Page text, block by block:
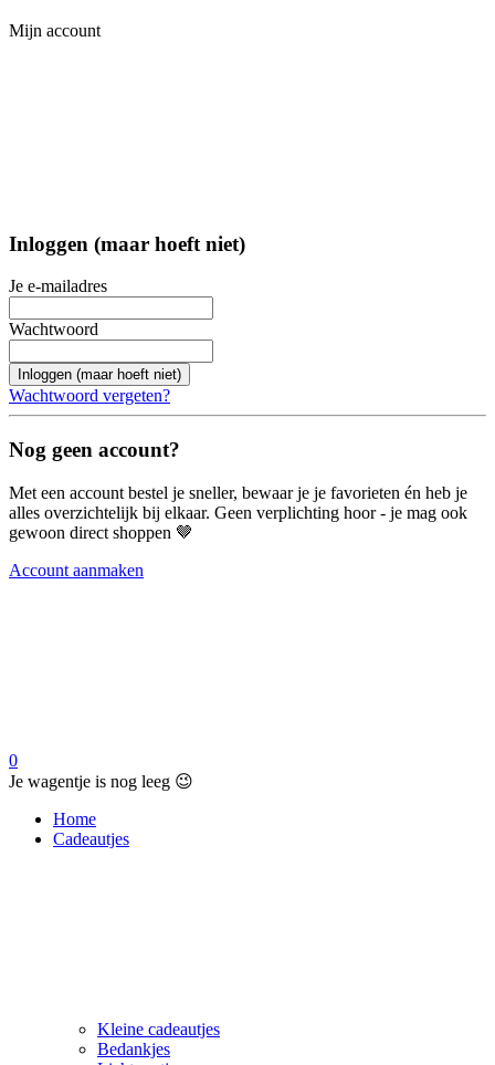
Mijn account
Inloggen (maar hoeft niet)
Je e-mailadres
Wachtwoord
Inloggen (maar hoeft niet)
Wachtwoord vergeten?
Nog geen account?
Met een account bestel je sneller, bewaar je je favorieten én heb je
alles overzichtelijk bij elkaar. Geen verplichting hoor - je mag ook
gewoon direct shoppen 🤎
Account aanmaken
0
Je wagentje is nog leeg 😉
Home
Cadeautjes
Kleine cadeautjes
Bedankjes